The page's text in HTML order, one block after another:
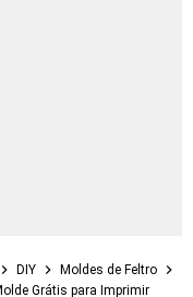
DIY
Moldes de Feltro
Grátis para Imprimir